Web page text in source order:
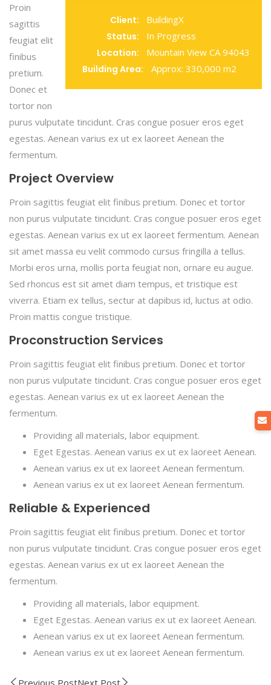
Client:
BuildingX
Status:
In Progress
Location:
Mountain View CA 94043
Building Area:
Approx: 330,000 m2
Proin
sagittis
feugiat elit
finibus
pretium.
Donec et
tortor non
purus vulputate tincidunt. Cras congue posuer eros eget
egestas. Aenean varius ex ut ex laoreet Aenean the
fermentum.
Project Overview
Proin sagittis feugiat elit finibus pretium. Donec et tortor
non purus vulputate tincidunt. Cras congue posuer eros eget
egestas. Aenean varius ex ut ex laoreet fermentum. Aenean
sit amet massa eu velit commodo cursus fringilla a tellus.
Morbi eros urna, mollis porta feugiat non, ornare eu augue.
Sed rhoncus est sit amet diam tempus, et tristique est
viverra. Etiam ex tellus, sectur at dapibus id, luctus at odio.
Proin mattis congue tristique.
Proconstruction Services
Proin sagittis feugiat elit finibus pretium. Donec et tortor
non purus vulputate tincidunt. Cras congue posuer eros eget
egestas. Aenean varius ex ut ex laoreet Aenean the
fermentum.
Providing all materials, labor equipment.
Eget Egestas. Aenean varius ex ut ex laoreet Aenean.
Aenean varius ex ut ex laoreet Aenean fermentum.
Aenean varius ex ut ex laoreet Aenean fermentum.
Reliable & Experienced
Proin sagittis feugiat elit finibus pretium. Donec et tortor
non purus vulputate tincidunt. Cras congue posuer eros eget
egestas. Aenean varius ex ut ex laoreet Aenean the
fermentum.
Providing all materials, labor equipment.
Eget Egestas. Aenean varius ex ut ex laoreet Aenean.
Aenean varius ex ut ex laoreet Aenean fermentum.
Aenean varius ex ut ex laoreet Aenean fermentum.
Previous PostNext Post